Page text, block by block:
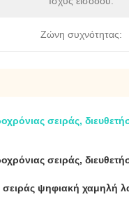
Ζώνη συχνότητας:
σειράς,
σειράς,
σειράς ψηφιακή